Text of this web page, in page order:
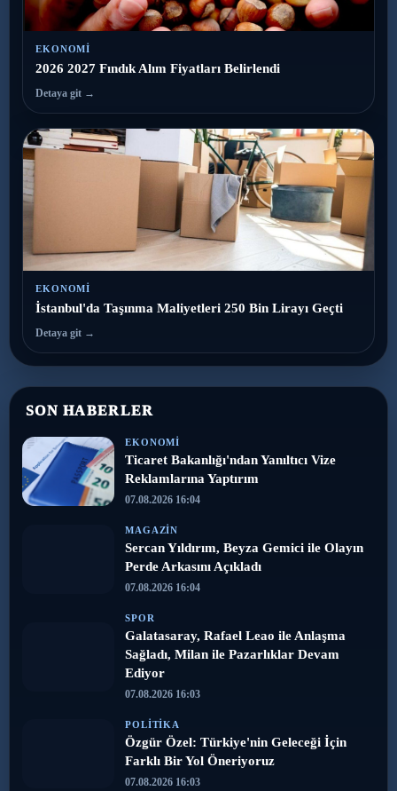
EKONOMI
2026 2027 Fındık Alım Fiyatları Belirlendi
Detaya git →
EKONOMI
İstanbul'da Taşınma Maliyetleri 250 Bin Lirayı Geçti
Detaya git →
SON HABERLER
EKONOMI
Ticaret Bakanlığı'ndan Yanıltıcı Vize
Reklamlarına Yaptırım
07.08.2026 16:04
MAGAZIN
Sercan Yıldırım, Beyza Gemici ile Olayın
Perde Arkasını Açıkladı
07.08.2026 16:04
SPOR
Galatasaray, Rafael Leao ile Anlaşma
Sağladı, Milan ile Pazarlıklar Devam
Ediyor
07.08.2026 16:03
POLITIKA
Özgür Özel: Türkiye'nin Geleceği İçin
Farklı Bir Yol Öneriyoruz
07.08.2026 16:03